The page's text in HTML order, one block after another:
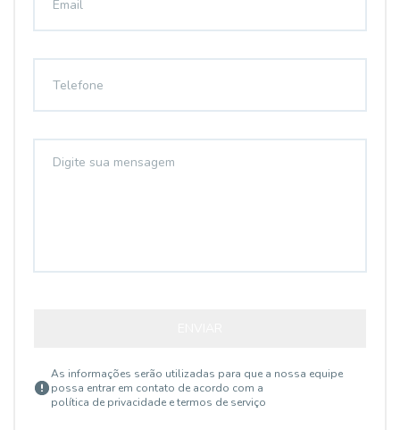
As informações serão utilizadas para que a nossa equipe
possa entrar em contato de acordo com a
política de privacidade e termos de serviço